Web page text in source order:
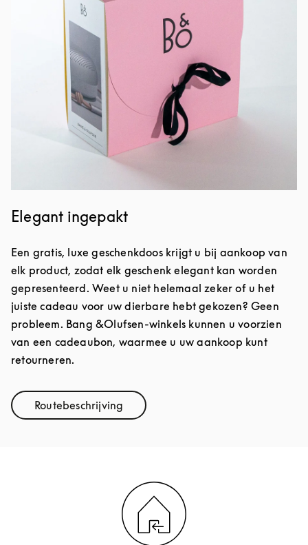
Elegant ingepakt
Een gratis, luxe geschenkdoos krijgt u bij aankoop van
elk product, zodat elk geschenk elegant kan worden
gepresenteerd. Weet u niet helemaal zeker of u het
juiste cadeau voor uw dierbare hebt gekozen? Geen
probleem. Bang &Olufsen-winkels kunnen u voorzien
van een cadeaubon, waarmee u uw aankoop kunt
retourneren.
RoutebeschrijvingLink Opens in New Tab